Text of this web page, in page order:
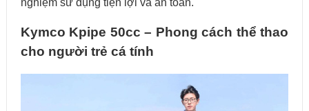
nghiệm sử dụng tiện lợi và an toàn.
Kymco Kpipe 50cc – Phong cách thể thao
cho người trẻ cá tính